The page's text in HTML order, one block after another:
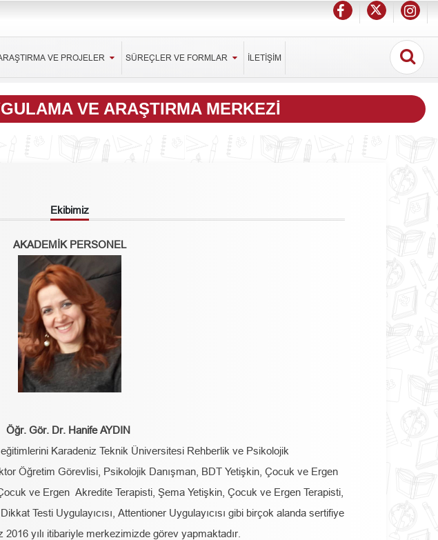
VE PROJELER SÜREÇLER VE FORMLAR İLETİŞİM
VE ARAŞTIRMA MERKEZI
Ekibimiz
AKADEMİK PERSONEL
Öğr. Gör. Dr. Hanife AYDIN
Karadeniz Teknik Üniversitesi Rehberlik ve Psikolojik
Öğretim Görevlisi, Psikolojik Danışman, BDT Yetişkin, Çocuk ve Ergen
ve Ergen Akredite Terapisti, Şema Yetişkin, Çocuk ve Ergen Terapisti,
Testi Uygulayıcısı, Attentioner Uygulayıcısı gibi birçok alanda sertifiye
2016 yılı itibariyle merkezimizde görev yapmaktadır.